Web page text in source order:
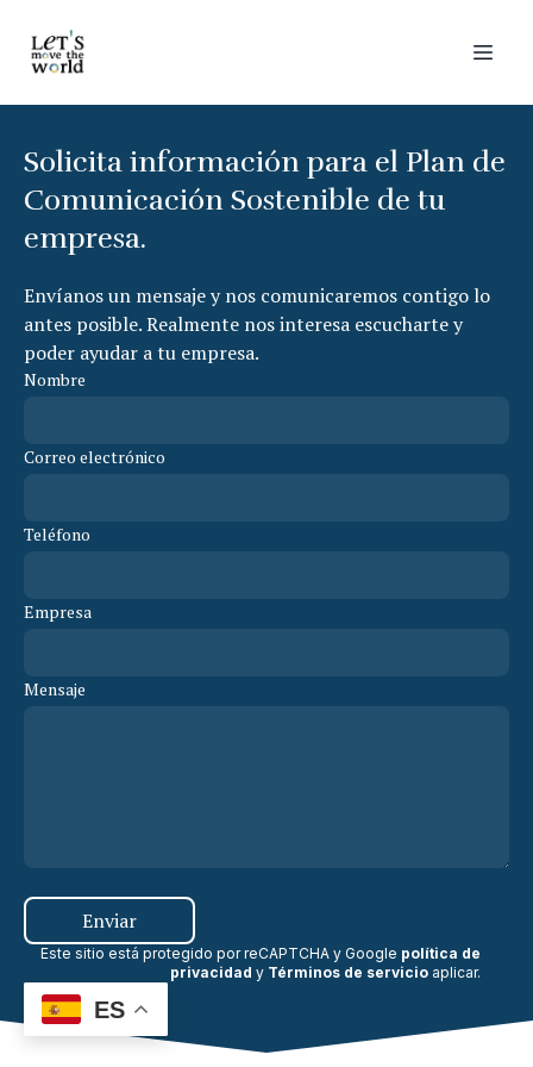
Solicita información para el Plan de
Comunicación Sostenible de tu
empresa.
Envíanos un mensaje y nos comunicaremos contigo lo
antes posible. Realmente nos interesa escucharte y
poder ayudar a tu empresa.
Nombre
Correo electrónico
Teléfono
Empresa
Mensaje
Enviar
Este sitio está protegido por reCAPTCHA y Google política de
privacidad y Términos de servicio aplicar.
ES